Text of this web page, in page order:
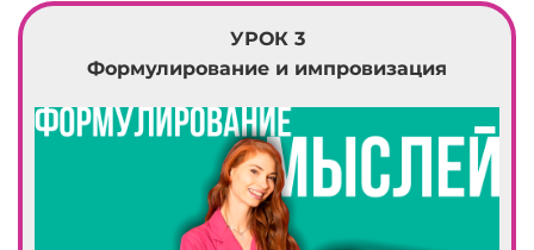
УРОК 3
Формулирование и импровизация